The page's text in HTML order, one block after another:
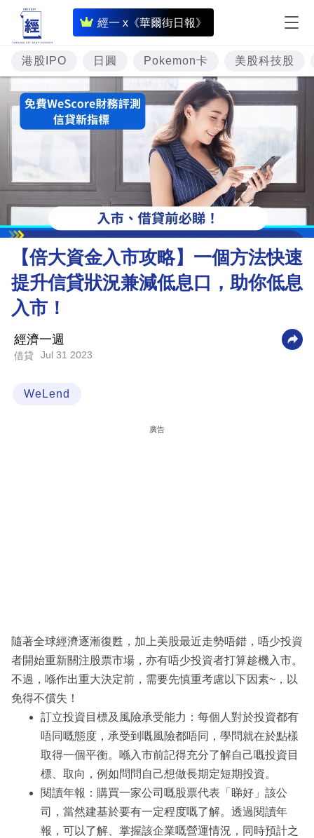
經一 x《華爾街日報》
即
時
財
經
專
題
樓
理
財
商
技
港股IPO 日圓 Pokemon卡 美股科技股
【倍大資金入市攻略】一個方法快速
提升信貸狀況兼減低息口，助你低息
入市！
經濟一週
借貸 Jul 31 2023
WeLend
廣告
隨著全球經濟逐漸復甦，加上美股最近走勢唔錯，唔少投資
者開始重新關注股票市場，亦有唔少投資者打算趁機入市。
不過，喺作出重大決定前，需要先慎重考慮以下因素~，以
免得不償失！
訂立投資目標及風險承受能力：每個人對於投資都有
唔同嘅態度，承受到嘅風險都唔同，學問就在於點樣
取得一個平衡。喺入市前記得充分了解自己嘅投資目
標、取向，例如問問自己想做長期定短期投資。
閱讀年報：購買一家公司嘅股票代表「睇好」該公
司，當然建基於要有一定程度嘅了解。透過閱讀年
報，可以了解、掌握該企業嘅營運情況，同時預計之